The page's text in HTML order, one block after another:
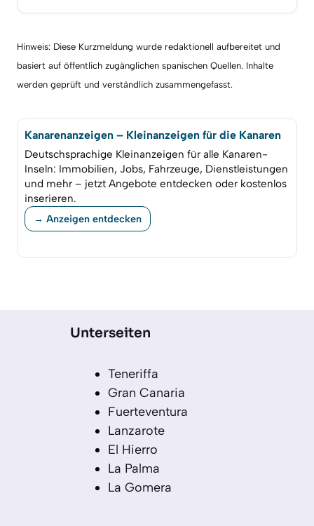
Hinweis: Diese Kurzmeldung wurde redaktionell aufbereitet und
basiert auf öffentlich zugänglichen spanischen Quellen. Inhalte
werden geprüft und verständlich zusammengefasst.
Kanarenanzeigen – Kleinanzeigen für die Kanaren
Deutschsprachige Kleinanzeigen für alle Kanaren-
Inseln: Immobilien, Jobs, Fahrzeuge, Dienstleistungen
und mehr – jetzt Angebote entdecken oder kostenlos
inserieren.
→ Anzeigen entdecken
Unterseiten
Teneriffa
Gran Canaria
Fuerteventura
Lanzarote
El Hierro
La Palma
La Gomera